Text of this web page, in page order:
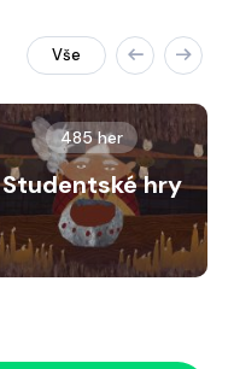
Vše
485 her
Studentské hry